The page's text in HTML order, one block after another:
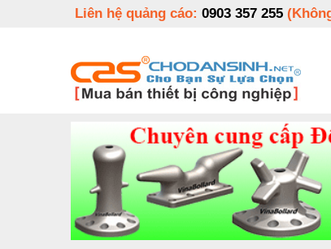
Liên hệ quảng cáo: 0903 357 255